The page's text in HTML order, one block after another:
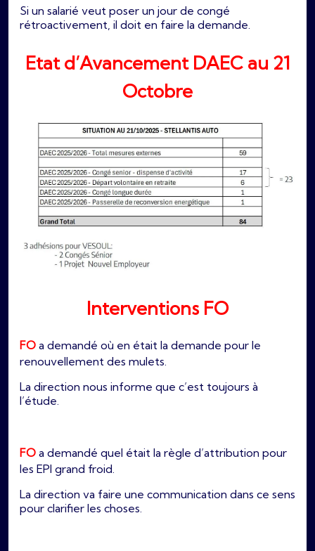
Si un salarié veut poser un jour de congé
rétroactivement, il doit en faire la demande.
Etat d’Avancement DAEC au 21
Octobre
Interventions FO
FO a demandé où en était la demande pour le
renouvellement des mulets.
La direction nous informe que c’est toujours à
l’étude.
FO a demandé quel était la règle d’attribution pour
les EPI grand froid.
La direction va faire une communication dans ce sens
pour clarifier les choses.